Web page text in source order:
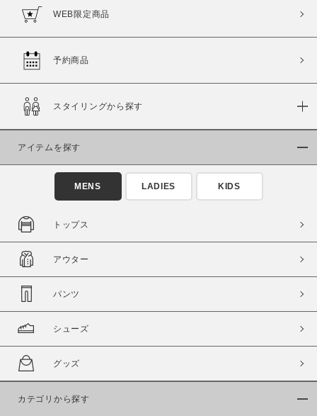
WEB限定商品
予約商品
スタイリングから探す
アイテムを探す
MENS LADIES KIDS
トップス
アウター
パンツ
シューズ
グッズ
カテゴリから探す